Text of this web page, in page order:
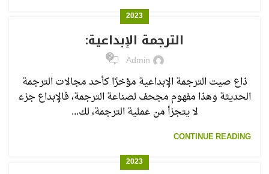
2023
الترجمة الإبداعية:
Admin
0
ذاع صيت الترجمة الإبداعية مؤخرًا كأحد مجالات الترجمة
الحديثة وهذا مفهوم مجحف لصناعة الترجمة، فالإبداع جزء
لا يتجزأ من عملية الترجمة، لك...
CONTINUE READING
2023